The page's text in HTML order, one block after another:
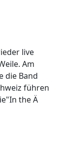
live
Am
die Band
führen
the Ä